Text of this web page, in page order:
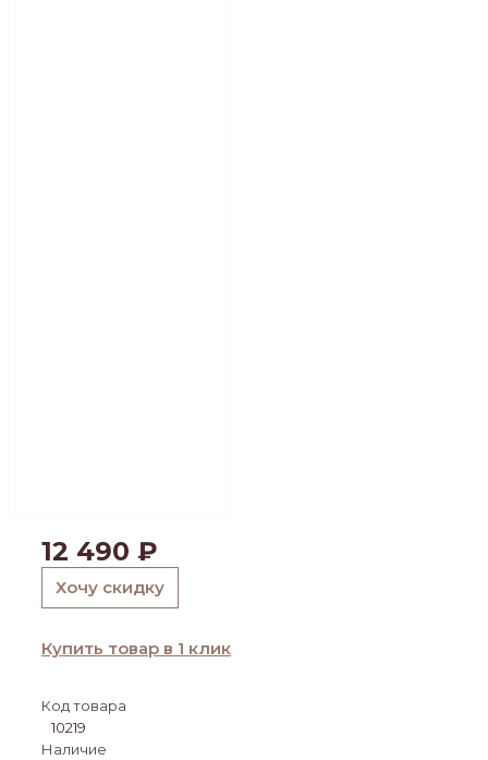
12 490 ₽
Хочу скидку
Купить товар в 1 клик
Код товара
10219
Наличие